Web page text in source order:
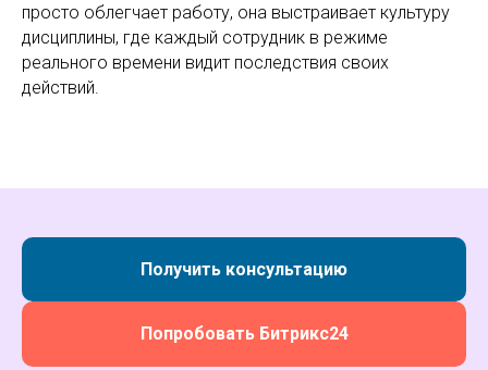
просто облегчает работу, она выстраивает культуру
дисциплины, где каждый сотрудник в режиме
реального времени видит последствия своих
действий.
Получить консультацию
Попробовать Битрикс24